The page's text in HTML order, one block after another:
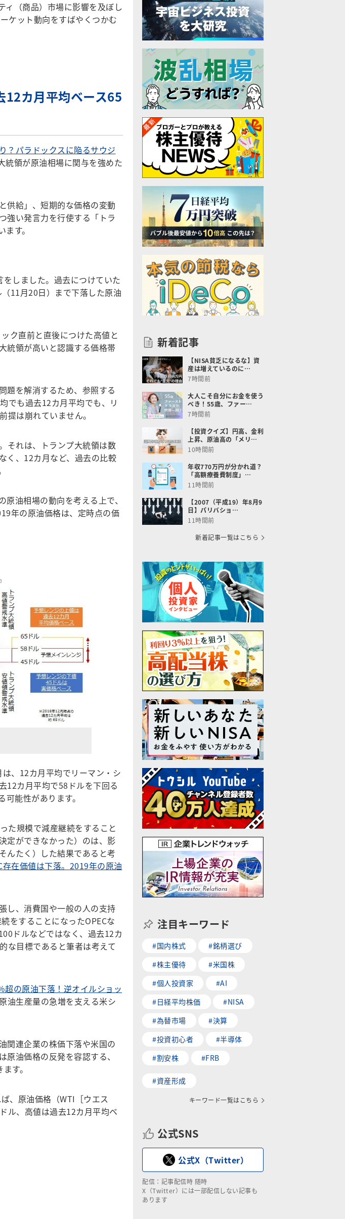
ィ（商品）市場に影響を及ぼし
ケット動向をすばやくつかむ
12カ月平均ベース65
？パラドックスに陥るサウジ
統領が原油相場に関与を強めた
供給」、短期的な価格の変動
強い発言力を行使する「トラ
す。
しました。過去につけていた
11月20日）まで下落した原油
ク直前と直後につけた高値と
統領が高いと認識する価格帯
題を解消するため、参照する
でも過去12カ月平均でも、リ
提は崩れていません。
それは、トランプ大統領は数
く、12カ月など、過去の比較
油相場の動向を考える上で、
年の原油価格は、定時点の価
、12カ月平均でリーマン・シ
12カ月平均で58ドルを下回る
能性があります。
た規模で減産継続をすること
定ができなかった）のは、影
んたく）した結果であると考
存在価値は下落。2019年の原油
し、消費国や一般の人の支持
をすることになったOPECな
ドルなどではなく、過去12カ
な目標であると筆者は考えて
超の原油下落！逆オイルショッ
油生産量の急増を支える米シ
関連企業の株価下落や米国の
油価格の反発を容認する、
す。
、原油価格（WTI［ウエス
ル、高値は過去12カ月平均ベ
新着記事
【NISA貧乏になるな】資
産は増えているのに…
7時間前
大人こそ自分にお金を使う
べき！55歳、ファー…
7時間前
【投資クイズ】円高、金利
上昇、原油高の「メリ…
10時間前
年収770万円が分かれ道？
「高額療養費制度」…
11時間前
【2007（平成19）年8月9
日】パリバショ…
11時間前
新着記事一覧はこちら
注目キーワード
#国内株式
#銘柄選び
#株主優待
#米国株
#個人投資家
#AI
#日経平均株価
#NISA
#為替市場
#決算
#投資初心者
#半導体
#割安株
#FRB
#資産形成
キーワード一覧はこちら
公式SNS
公式X（Twitter）
配信：記事配信時 随時
X（Twitter）には一部配信しない記事も
あります